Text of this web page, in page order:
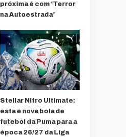
próxima é com ‘Terror
na Autoestrada’
Stellar Nitro Ultimate:
esta é nova bola de
futebol da Puma para a
época 26/27 da Liga